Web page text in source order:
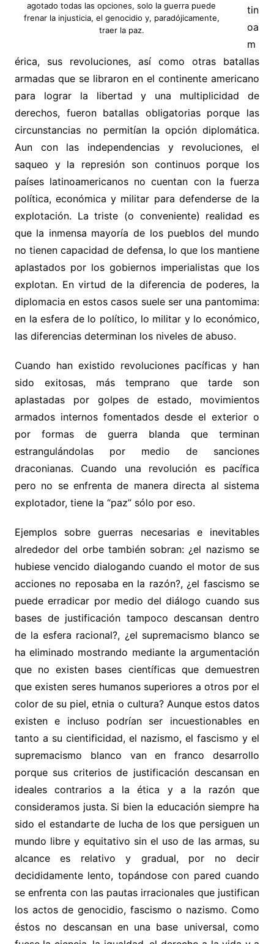
agotado todas las opciones, solo la guerra puede
frenar la injusticia, el genocidio y, paradójicamente,
traer la paz.
tin
oa
m
érica, sus revoluciones, así como otras batallas
armadas que se libraron en el continente americano
para lograr la libertad y una multiplicidad de
derechos, fueron batallas obligatorias porque las
circunstancias no permitían la opción diplomática.
Aun con las independencias y revoluciones, el
saqueo y la represión son continuos porque los
países latinoamericanos no cuentan con la fuerza
política, económica y militar para defenderse de la
explotación. La triste (o conveniente) realidad es
que la inmensa mayoría de los pueblos del mundo
no tienen capacidad de defensa, lo que los mantiene
aplastados por los gobiernos imperialistas que los
explotan. En virtud de la diferencia de poderes, la
diplomacia en estos casos suele ser una pantomima:
en la esfera de lo político, lo militar y lo económico,
las diferencias determinan los niveles de abuso.
Cuando han existido revoluciones pacíficas y han
sido exitosas, más temprano que tarde son
aplastadas por golpes de estado, movimientos
armados internos fomentados desde el exterior o
por formas de guerra blanda que terminan
estrangulándolas por medio de sanciones
draconianas. Cuando una revolución es pacífica
pero no se enfrenta de manera directa al sistema
explotador, tiene la “paz” sólo por eso.
Ejemplos sobre guerras necesarias e inevitables
alrededor del orbe también sobran: ¿el nazismo se
hubiese vencido dialogando cuando el motor de sus
acciones no reposaba en la razón?, ¿el fascismo se
puede erradicar por medio del diálogo cuando sus
bases de justificación tampoco descansan dentro
de la esfera racional?, ¿el supremacismo blanco se
ha eliminado mostrando mediante la argumentación
que no existen bases científicas que demuestren
que existen seres humanos superiores a otros por el
color de su piel, etnia o cultura? Aunque estos datos
existen e incluso podrían ser incuestionables en
tanto a su cientificidad, el nazismo, el fascismo y el
supremacismo blanco van en franco desarrollo
porque sus criterios de justificación descansan en
ideales contrarios a la ética y a la razón que
consideramos justa. Si bien la educación siempre ha
sido el estandarte de lucha de los que persiguen un
mundo libre y equitativo sin el uso de las armas, su
alcance es relativo y gradual, por no decir
decididamente lento, topándose con pared cuando
se enfrenta con las pautas irracionales que justifican
los actos de genocidio, fascismo o nazismo. Como
éstos no descansan en una base universal, como